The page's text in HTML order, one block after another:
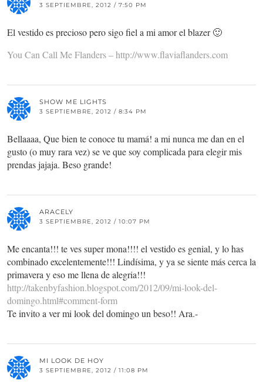
3 SEPTIEMBRE, 2012 / 7:50 PM
El vestido es precioso pero sigo fiel a mi amor el blazer 🙂
You Can Call Me Flanders –http://www.flaviaflanders.com
SHOW ME LIGHTS
3 SEPTIEMBRE, 2012 / 8:34 PM
Bellaaaa, Que bien te conoce tu mamá! a mi nunca me dan en el
gusto (o muy rara vez) se ve que soy complicada para elegir mis
prendas jajaja. Beso grande!
ARACELY
3 SEPTIEMBRE, 2012 / 10:07 PM
Me encanta!!! te ves super mona!!!! el vestido es genial, y lo has
combinado excelentemente!!! Lindísima, y ya se siente más cerca la
primavera y eso me llena de alegria!!!
http://takenbyfashion.blogspot.com/2012/09/mi-look-del-
domingo.html#comment-form
Te invito a ver mi look del domingo un beso!! Ara.-
MI LOOK DE HOY
3 SEPTIEMBRE, 2012 / 11:08 PM